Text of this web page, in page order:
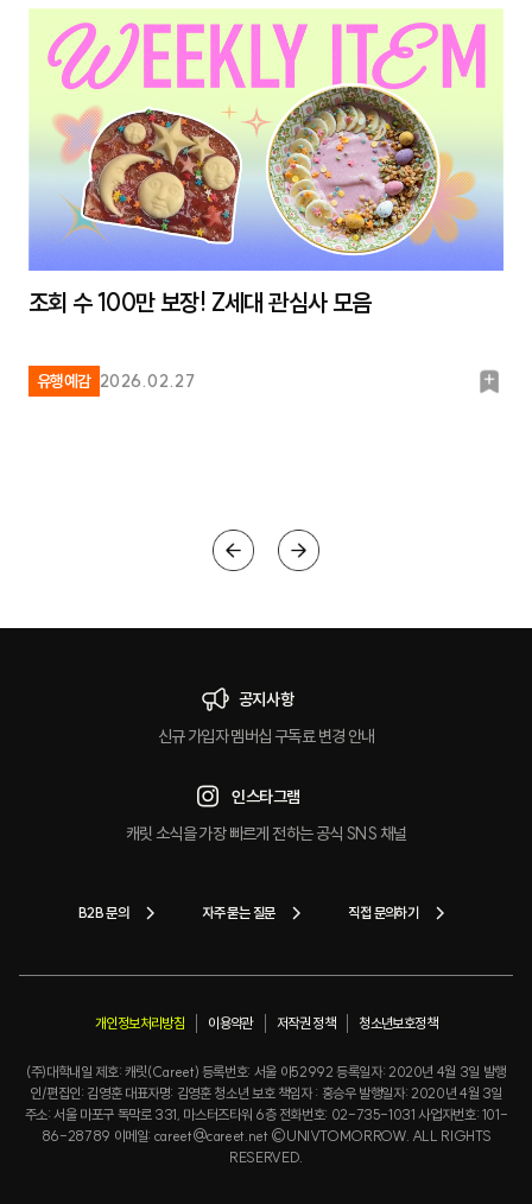
크
조회 수 100만 보장! Z세대 관심사 모음
유행예감 2026.02.27
북
공지사항
신규 가입자 멤버십 구독료 변경 안내
인스타그램
캐릿 소식을 가장 빠르게 전하는 공식 SNS 채널
B2B 문의 자주 묻는 질문 직접 문의하기
개인정보처리방침 이용약관 저작권 정책 청소년보호정책
(주)대학내일 제호: 캐릿(Careet) 등록번호: 서울 아52992 등록일자: 2020년 4월 3일 발행
인/편집인: 김영훈 대표자명: 김영훈 청소년 보호 책임자 : 홍승우 발행일자: 2020년 4월 3일
주소: 서울 마포구 독막로 331, 마스터즈타워 6층 전화번호: 02-735-1031 사업자번호: 101-
86-28789 이메일: careet@careet.net ©UNIVTOMORROW. ALL RIGHTS
RESERVED.